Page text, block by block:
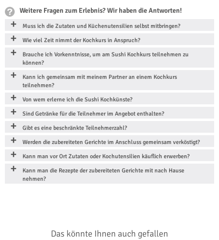
Weitere Fragen zum Erlebnis? Wir haben die Antworten!
Muss ich die Zutaten und Küchenutensilien selbst mitbringen?
Wie viel Zeit nimmt der Kochkurs in Anspruch?
Brauche ich Vorkenntnisse, um am Sushi Kochkurs teilnehmen zu
können?
Kann ich gemeinsam mit meinem Partner an einem Kochkurs
teilnehmen?
Von wem erlerne ich die Sushi Kochkünste?
Sind Getränke für die Teilnehmer im Angebot enthalten?
Gibt es eine beschränkte Teilnehmerzahl?
Werden die zubereiteten Gerichte im Anschluss gemeinsam verköstigt?
Kann man vor Ort Zutaten oder Kochutensilien käuflich erwerben?
Kann man die Rezepte der zubereiteten Gerichte mit nach Hause
nehmen?
Das könnte Ihnen auch gefallen